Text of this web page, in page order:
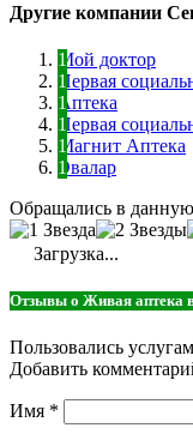
Другие компании
Мой доктор
Первая
Аптека
Первая
Магнит Аптека
Эвалар
Обращались в
Загрузка...
Отзывы о Живая аптека
Пользовались
Добавить
Имя *